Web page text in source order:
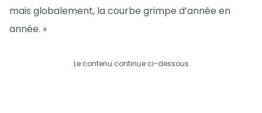
mais globalement, la courbe grimpe d’année en
année. »
Le contenu continue ci-dessous